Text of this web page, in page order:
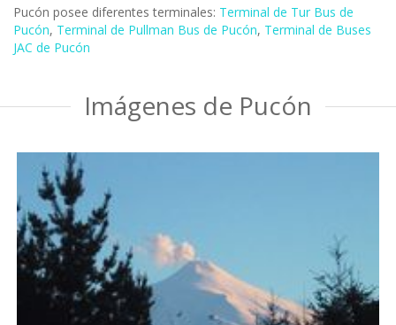
Pucón posee diferentes terminales: Terminal de Tur Bus de
Pucón, Terminal de Pullman Bus de Pucón, Terminal de Buses
JAC de Pucón
Imágenes de Pucón